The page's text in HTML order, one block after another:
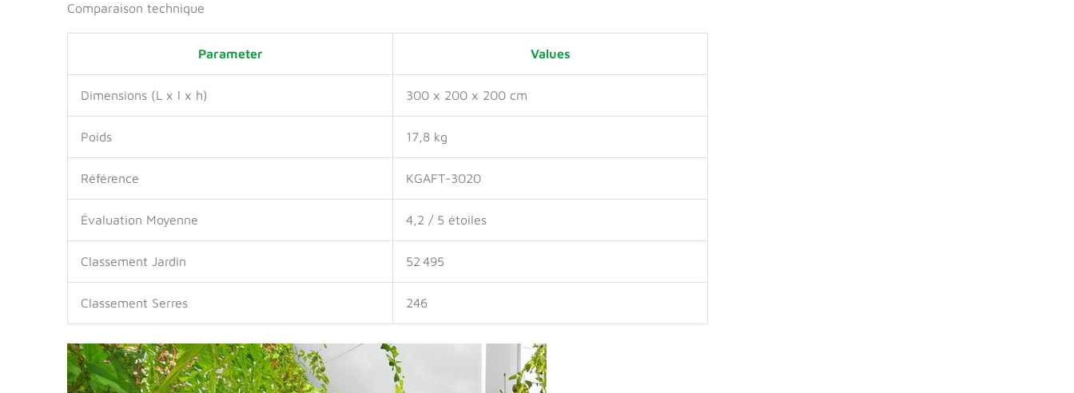
Comparaison technique
Parameter Values
Dimensions (L x l x h) 300 x 200 x 200 cm
Poids 17,8 kg
Référence KGAFT-3020
Évaluation Moyenne 4,2 / 5 étoiles
Classement Jardin 52 495
Classement Serres 246